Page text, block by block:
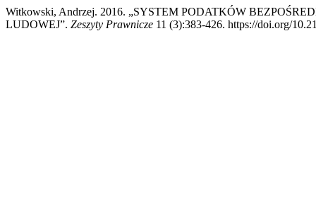
Witkowski, Andrzej. 2016. „SYSTEM PODATKÓW
LUDOWEJ”. Zeszyty Prawnicze 11 (3):383-426. https://doi.org/